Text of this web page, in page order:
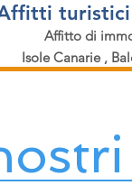
Affitto di
Isole Canarie ,